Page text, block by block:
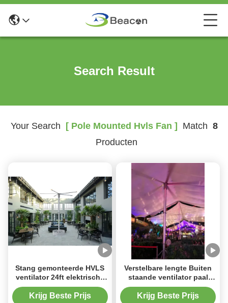
Search Result
Your Search [ Pole Mounted Hvls Fan ] Match 8
Producten
Stang gemonteerde HVLS
ventilator 24ft elektrische
lage geluid grote
buitenventilator voor
Krijg Beste Prijs
Verstelbare lengte Buiten
staande ventilator paal
gemonteerd Hvls ventilator
24 ft diameter
Krijg Beste Prijs